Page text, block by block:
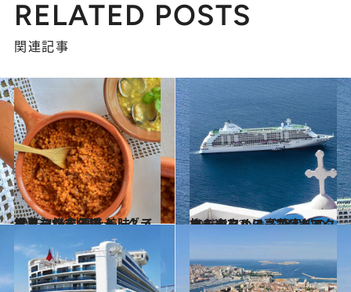
RELATED POSTS
関連記事
2015.4.26
世界を旅するフォトグラファーが 料理を美味しく撮るコツを伝授！
ライフスタイル 2016.3.22
カジュアルに豪華客船の旅を楽しめる “フリースタイルのクルーズ”とは？
旅＆お出かけ